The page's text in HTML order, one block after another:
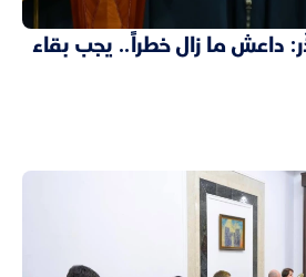
داعش ما زال خطراً.. يجب بقاء